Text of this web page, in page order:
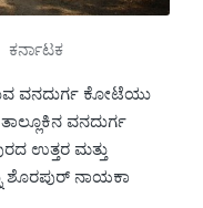
ಕರ್ನಾಟಕ
ವನದುರ್ಗ ಕೋಟೆಯು
ವನದುರ್ಗ
ಉತ್ತರ ಮತ್ತು
ಶೊರಪುರ್ ನಾಯಕಾ